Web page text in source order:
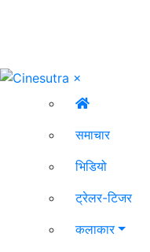
×
समाचार
भिडियो
ट्रेलर-टिजर
कलाकार